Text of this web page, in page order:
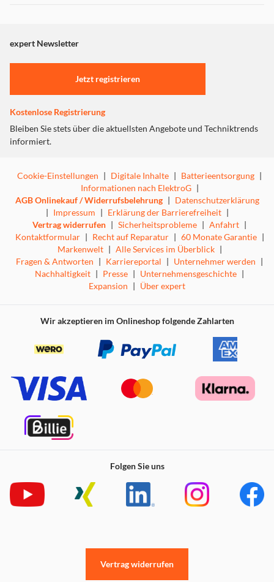
"Marketing".
Einstellungen anpassen
expert Newsletter
Jetzt registrieren
Kostenlose Registrierung
Bleiben Sie stets über die aktuellsten Angebote und Techniktrends
informiert.
Cookie-Einstellungen | Digitale Inhalte | Batterieentsorgung |
Informationen nach ElektroG |
AGB Onlinekauf / Widerrufsbelehrung | Datenschutzerklärung
| Impressum | Erklärung der Barrierefreiheit |
Vertrag widerrufen | Sicherheitsprobleme | Anfahrt |
Kontaktformular | Recht auf Reparatur | 60 Monate Garantie |
Markenwelt | Alle Services im Überblick |
Fragen & Antworten | Karriereportal | Unternehmer werden |
Nachhaltigkeit | Presse | Unternehmensgeschichte |
Expansion | Über expert
Wir akzeptieren im Onlineshop folgende Zahlarten
Folgen Sie uns
Vertrag widerrufen